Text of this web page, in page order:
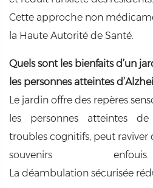
Cette approche non
la Haute Autorité de Santé.
Quels sont les bienfaits d’un
les personnes atteintes
Le jardin offre des repères
les personnes atteintes de
troubles cognitifs, peut raviver
souvenirs enfouis.
La déambulation sécurisée